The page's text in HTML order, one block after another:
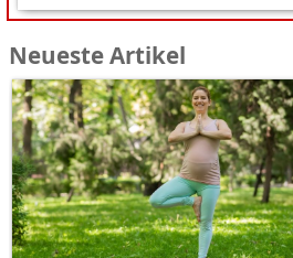
Neueste Artikel